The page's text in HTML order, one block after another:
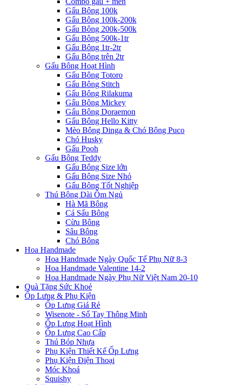
Gấu Bông 100k
Gấu Bông 100k-200k
Gấu Bông 200k-500k
Gấu Bông 500k-1tr
Gấu Bông 1tr-2tr
Gấu Bông trên 2tr
Gấu Bông Hoạt Hình
Gấu Bông Totoro
Gấu Bông Stitch
Gấu Bông Rilakuma
Gấu Bông Mickey
Gấu Bông Doraemon
Gấu Bông Hello Kitty
Mèo Bông Dinga & Chó Bông Puco
Chó Husky
Gấu Pooh
Gấu Bông Teddy
Gấu Bông Size lớn
Gấu Bông Size Nhỏ
Gấu Bông Tốt Nghiệp
Thú Bông Dài Ôm Ngủ
Hà Mã Bông
Cá Sấu Bông
Cừu Bông
Sâu Bông
Chó Bông
Hoa Handmade
Hoa Handmade Ngày Quốc Tế Phụ Nữ 8-3
Hoa Handmade Valentine 14-2
Hoa Handmade Ngày Phụ Nữ Việt Nam 20-10
Quà Tặng Sức Khoẻ
Ốp Lưng & Phụ Kiện
Ốp Lưng Giá Rẻ
Wisenote - Sổ Tay Thông Minh
Ốp Lưng Hoạt Hình
Ốp Lưng Cao Cấp
Thú Bóp Nhựa
Phụ Kiện Thiết Kế Ốp Lưng
Phụ Kiện Điện Thoại
Móc Khoá
Squishy